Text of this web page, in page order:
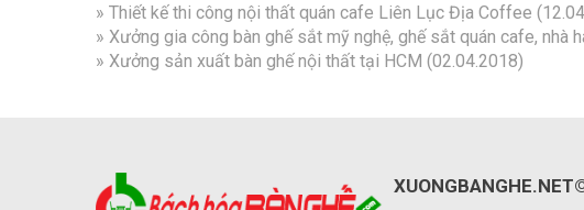
» Thiết kế thi công nội thất quán cafe Liên Lục Địa Coffee
» Xưởng gia công bàn ghế sắt mỹ nghệ, ghế sắt quán cafe, nhà
» Xưởng sản xuất bàn ghế nội thất tại HCM (02.04.2018)